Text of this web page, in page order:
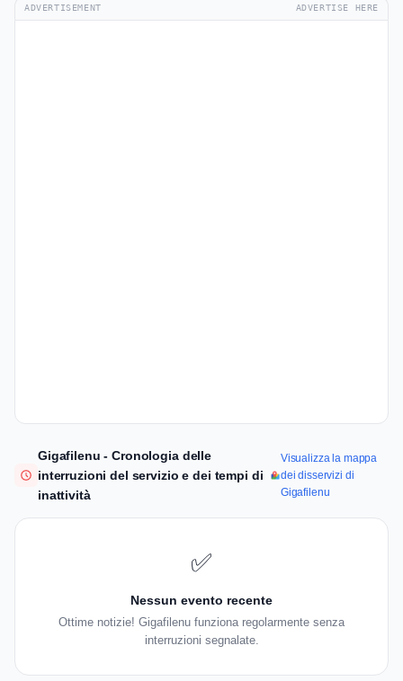
ADVERTISEMENT ADVERTISE HERE
Gigafilenu - Cronologia delle
interruzioni del servizio e dei tempi di
inattività
Visualizza la mappa
dei disservizi di
Gigafilenu
✅
Nessun evento recente
Ottime notizie! Gigafilenu funziona regolarmente senza
interruzioni segnalate.